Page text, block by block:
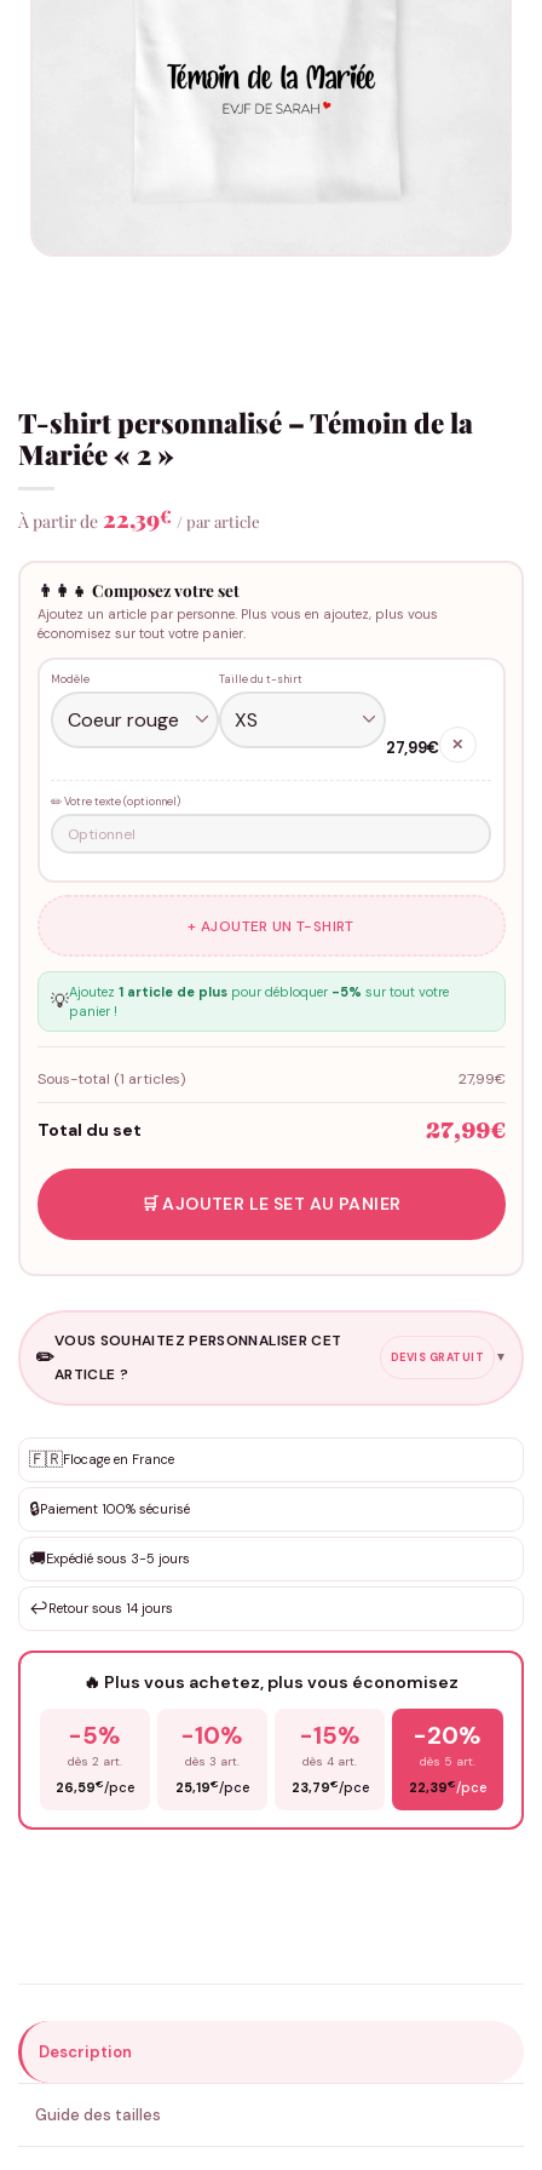
T-shirt personnalisé – Témoin de la
Mariée « 2 »
À partir de 22,39€ / par article
👨‍👩‍👧 Composez votre set
Ajoutez un article par personne. Plus vous en ajoutez, plus vous
économisez sur tout votre panier.
Modèle Taille du t-shirt
27,99€ ✕
✏️ Votre texte (optionnel)
+ AJOUTER UN T-SHIRT
💡Ajoutez 1 article de pluspour débloquer -5% sur tout votre
panier !
Sous-total (1 articles) 27,99€
Total du set 27,99€
🛒 AJOUTER LE SET AU PANIER
✏️
VOUS SOUHAITEZ PERSONNALISER CET
ARTICLE ?
DEVIS GRATUIT ▼
✨ Personnalisation sur mesure
DEVIS GRATUIT · Personnalisation de 3 à 10€ selon la demande
Que souhaitez-vous ?*
Votre texte / idée*
Prénom*
ENVOYER MA DEMANDE ✨
💚 Retour sous 24-48h🇫🇷 Flocage en France✅ Validation avant fabrication
🇫🇷Flocage en France
🔒Paiement 100% sécurisé
🚚Expédié sous 3-5 jours
↩️Retour sous 14 jours
🔥 Plus vous achetez, plus vous économisez
-5%
dès 2 art.
26,59€/pce
-10%
dès 3 art.
25,19€/pce
-15%
dès 4 art.
23,79€/pce
-20%
dès 5 art.
22,39€/pce
Description
Guide des tailles